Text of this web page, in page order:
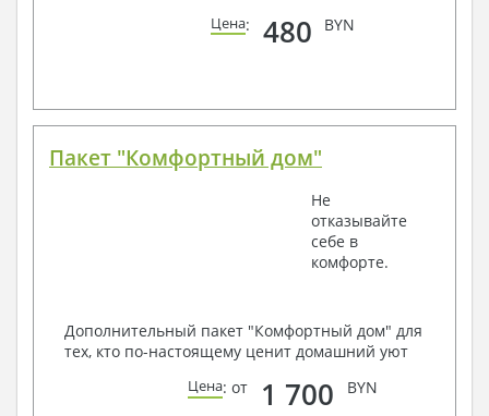
Цена: 480 BYN
Пакет "Комфортный дом"
Не
отказывайте
себе в
комфорте.
Дополнительный пакет "Комфортный дом" для
тех, кто по-настоящему ценит домашний уют
Цена: от 1 700 BYN